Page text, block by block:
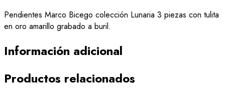
Pendientes Marco Bicego colección Lunaria 3 piezas con tulita
en oro amarillo grabado a buril.
Información adicional
Productos relacionados